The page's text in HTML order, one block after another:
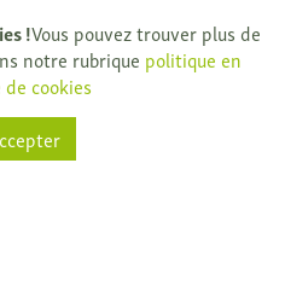
Natuurkijkers
32
!Vous pouvez trouver plus de
notre rubrique politique en
cookies